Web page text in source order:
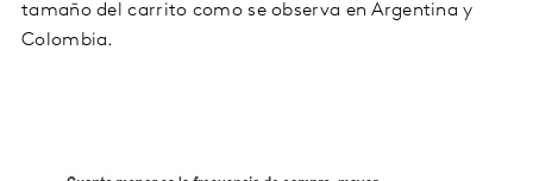
tamaño del carrito como se observa en Argentina y
Colombia.